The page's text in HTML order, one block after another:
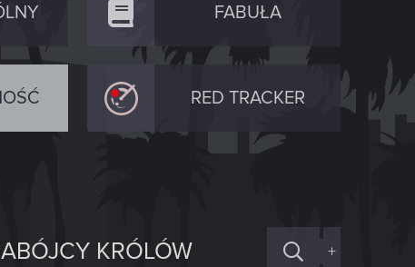
FABUŁA
RED TRACKER
KRÓLÓW +